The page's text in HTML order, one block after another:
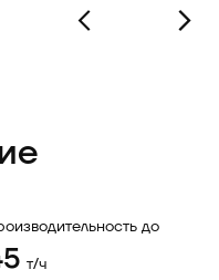
до
т/ч